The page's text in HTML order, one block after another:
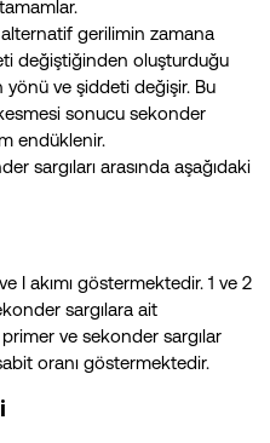
gerilimin zamana
değiştiğinden oluşturduğu
yönü ve şiddeti değişir. Bu
sonucu sekonder
endüklenir.
sargıları arasında aşağıdaki
I akımı göstermektedir. 1 ve 2
sargılara ait
ve sekonder sargılar
oranı göstermektedir.